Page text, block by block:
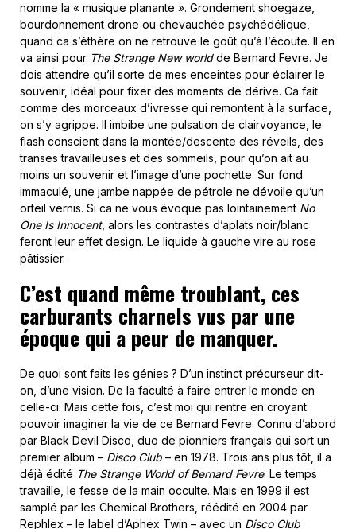
nomme la « musique planante ». Grondement shoegaze,
bourdonnement drone ou chevauchée psychédélique,
quand ca s’éthère on ne retrouve le goût qu’à l’écoute. Il en
va ainsi pour The Strange New worldde Bernard Fevre. Je
dois attendre qu’il sorte de mes enceintes pour éclairer le
souvenir, idéal pour fixer des moments de dérive. Ca fait
comme des morceaux d’ivresse qui remontent à la surface,
on s’y agrippe. Il imbibe une pulsation de clairvoyance, le
flash conscient dans la montée/descente des réveils, des
transes travailleuses et des sommeils, pour qu’on ait au
moins un souvenir et l’image d’une pochette. Sur fond
immaculé, une jambe nappée de pétrole ne dévoile qu’un
orteil vernis. Si ca ne vous évoque pas lointainement No
One Is Innocent, alors les contrastes d’aplats noir/blanc
feront leur effet design. Le liquide à gauche vire au rose
pâtissier.
C’est quand même troublant, ces
carburants charnels vus par une
époque qui a peur de manquer.
De quoi sont faits les génies ? D’un instinct précurseur dit-
on, d’une vision. De la faculté à faire entrer le monde en
celle-ci. Mais cette fois, c’est moi qui rentre en croyant
pouvoir imaginer la vie de ce Bernard Fevre. Connu d’abord
par Black Devil Disco, duo de pionniers français qui sort un
premier album – Disco Club – en 1978. Trois ans plus tôt, il a
déjà édité The Strange World of Bernard Fevre. Le temps
travaille, le fesse de la main occulte. Mais en 1999 il est
samplé par les Chemical Brothers, réédité en 2004 par
Rephlex – le label d’Aphex Twin – avec un Disco Club